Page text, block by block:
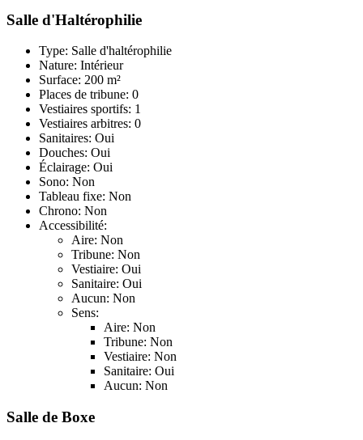
Salle d'Haltérophilie
Type: Salle d'haltérophilie
Nature: Intérieur
Surface: 200 m²
Places de tribune: 0
Vestiaires sportifs: 1
Vestiaires arbitres: 0
Sanitaires: Oui
Douches: Oui
Éclairage: Oui
Sono: Non
Tableau fixe: Non
Chrono: Non
Accessibilité:
Aire: Non
Tribune: Non
Vestiaire: Oui
Sanitaire: Oui
Aucun: Non
Sens:
Aire: Non
Tribune: Non
Vestiaire: Non
Sanitaire: Oui
Aucun: Non
Salle de Boxe